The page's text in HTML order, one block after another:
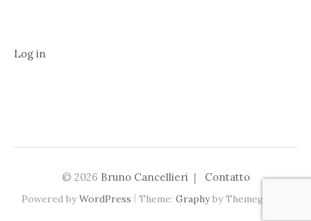
Log in
© 2026 Bruno Cancellieri| Contatto
Powered byWordPress | Theme: Graphyby Themegraphy